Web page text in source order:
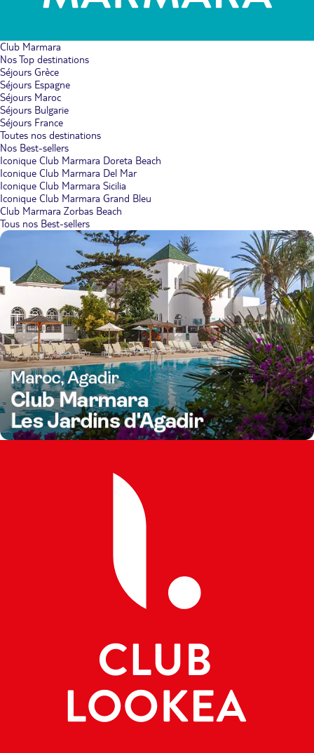
Club Marmara
Nos Top destinations
Séjours Grèce
Séjours Espagne
Séjours Maroc
Séjours Bulgarie
Séjours France
Toutes nos destinations
Nos Best-sellers
Iconique Club Marmara Doreta Beach
Iconique Club Marmara Del Mar
Iconique Club Marmara Sicilia
Iconique Club Marmara Grand Bleu
Club Marmara Zorbas Beach
Tous nos Best-sellers